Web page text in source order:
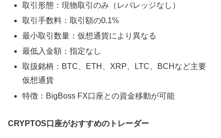
取引形態：現物取引のみ（レバレッジなし）
取引手数料：取引額の0.1%
最小取引数量：仮想通貨により異なる
最低入金額：指定なし
取扱銘柄：BTC、ETH、XRP、LTC、BCHなど主要
仮想通貨
特徴：BigBoss FX口座との資金移動が可能
CRYPTOS口座がおすすめのトレーダー